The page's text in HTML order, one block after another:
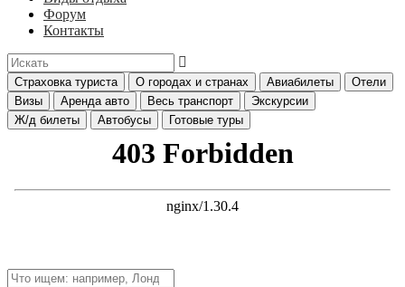
Форум
Контакты
Страховка туриста О городах и странах Авиабилеты
Отели
Визы
Аренда авто Весь транспорт
Экскурсии
Ж/д билеты
Автобусы Готовые туры